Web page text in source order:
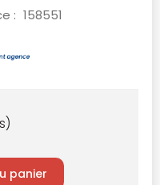
: 158551
panier